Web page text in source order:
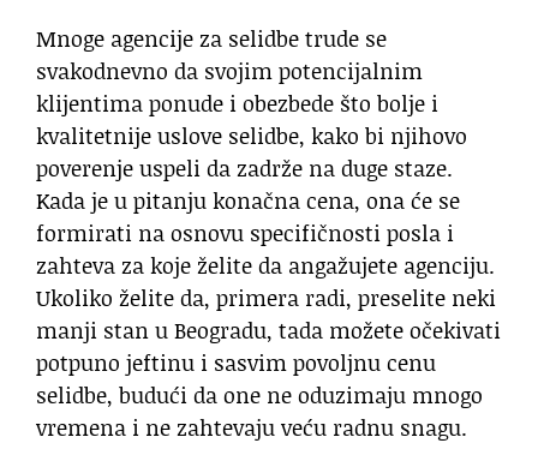
Mnoge agencije za selidbe trude se
svakodnevno da svojim potencijalnim
klijentima ponude i obezbede što bolje i
kvalitetnije uslove selidbe, kako bi njihovo
poverenje uspeli da zadrže na duge staze.
Kada je u pitanju konačna cena, ona će se
formirati na osnovu specifičnosti posla i
zahteva za koje želite da angažujete agenciju.
Ukoliko želite da, primera radi, preselite neki
manji stan u Beogradu, tada možete očekivati
potpuno jeftinu i sasvim povoljnu cenu
selidbe, budući da one ne oduzimaju mnogo
vremena i ne zahtevaju veću radnu snagu.